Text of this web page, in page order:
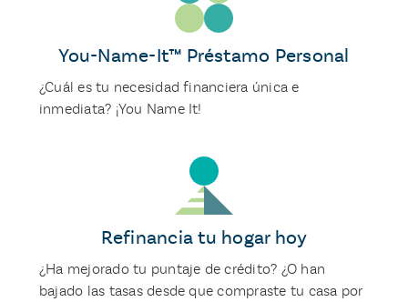
You-Name-It™ Préstamo Personal
¿Cuál es tu necesidad financiera única e
inmediata? ¡You Name It!
Refinancia tu hogar hoy
¿Ha mejorado tu puntaje de crédito? ¿O han
bajado las tasas desde que compraste tu casa por